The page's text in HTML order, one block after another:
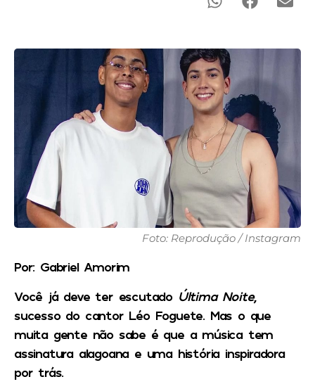
Foto: Reprodução / Instagram
Por: Gabriel Amorim
Você já deve ter escutado Última Noite,
sucesso do cantor Léo Foguete. Mas o que
muita gente não sabe é que a música tem
assinatura alagoana e uma história inspiradora
por trás.